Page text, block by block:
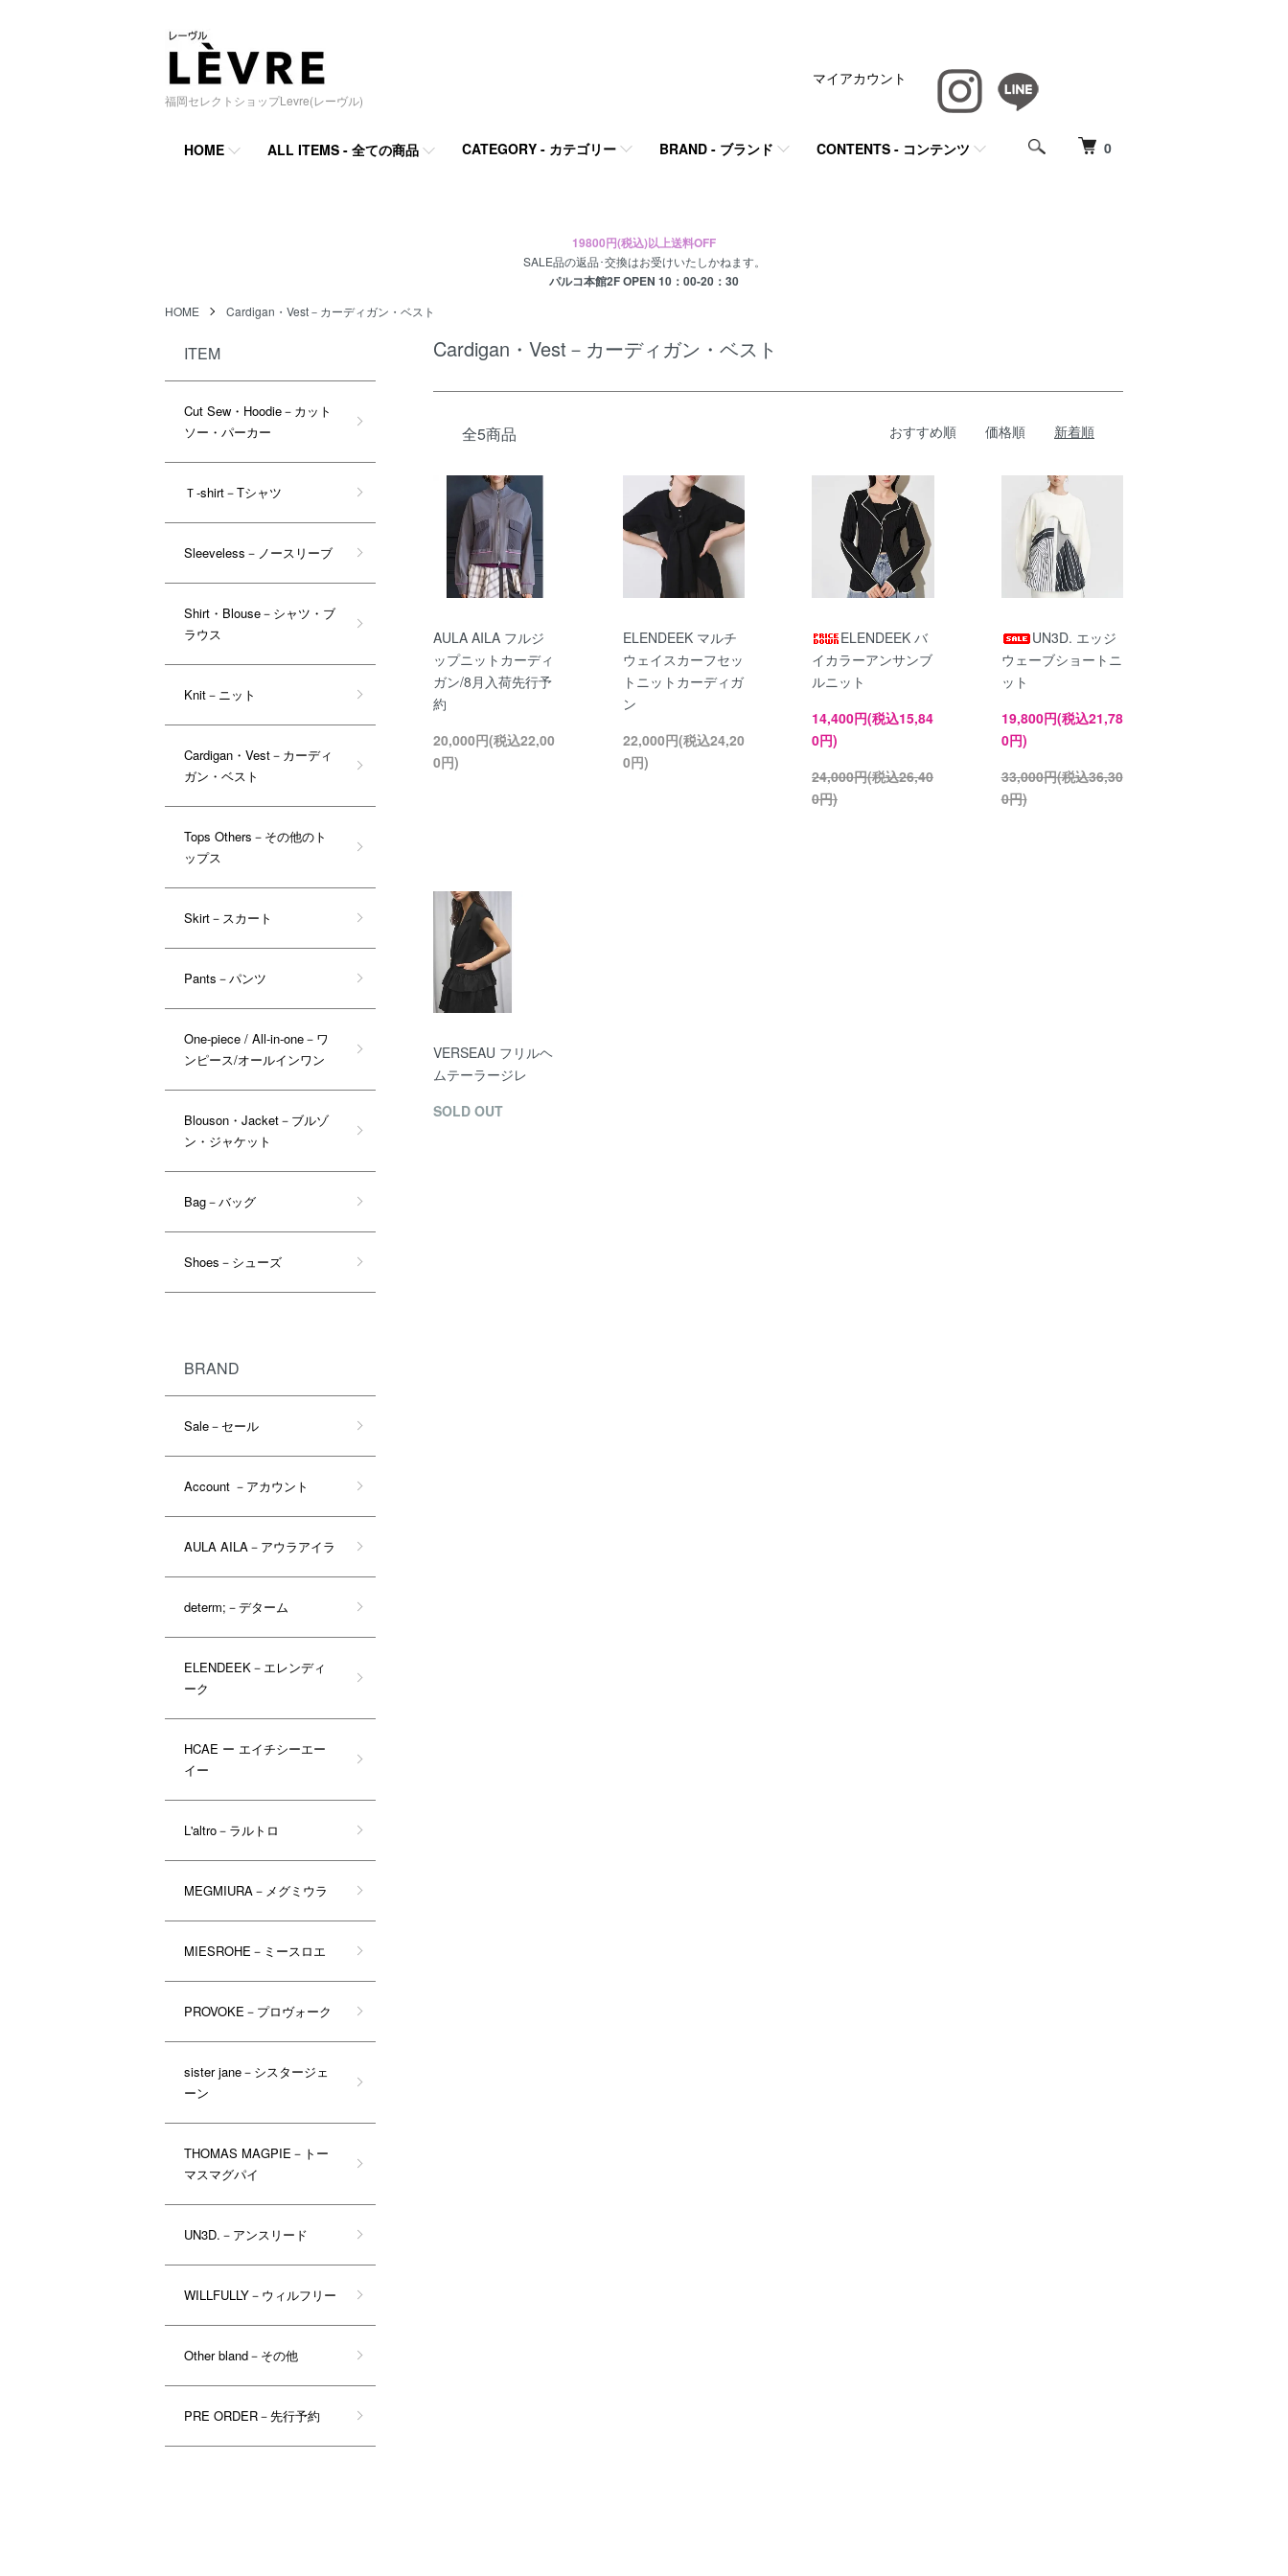
福岡セレクトショップLevre(レーヴル)
0
HOME ALL ITEMS - 全ての商品 CATEGORY - カテゴリー BRAND - ブランド CONTENTS - コンテンツ
マイアカウント
19800円(税込)以上送料OFF
SALE品の返品･交換はお受けいたしかねます。
パルコ本館2F OPEN 10：00-20：30
HOME Cardigan・Vest－カーディガン・ベスト
Cardigan・Vest－カーディガン・ベスト
全5商品 おすすめ順 価格順 新着順
AULA AILA フルジ
ップニットカーディ
ガン/8月入荷先行予
約
20,000円(税込22,00
0円)
ELENDEEK マルチ
ウェイスカーフセッ
トニットカーディガ
ン
22,000円(税込24,20
0円)
ELENDEEK バ
イカラーアンサンブ
ルニット
14,400円(税込15,84
0円)
24,000円(税込26,40
0円)
UN3D. エッジ
ウェーブショートニ
ット
19,800円(税込21,78
0円)
33,000円(税込36,30
0円)
VERSEAU フリルヘ
ムテーラージレ
SOLD OUT
ITEM
Cut Sew・Hoodie－カット
ソー・パーカー
Ｔ-shirt－Tシャツ
Sleeveless－ノースリーブ
Shirt・Blouse－シャツ・ブ
ラウス
Knit－ニット
Cardigan・Vest－カーディ
ガン・ベスト
Tops Others－その他のト
ップス
Skirt－スカート
Pants－パンツ
One-piece / All-in-one－ワ
ンピース/オールインワン
Blouson・Jacket－ブルゾ
ン・ジャケット
Bag－バッグ
Shoes－シューズ
BRAND
Sale－セール
Account －アカウント
AULA AILA－アウラアイラ
determ;－デターム
ELENDEEK－エレンディ
ーク
HCAE ー エイチシーエー
イー
L'altro－ラルトロ
MEGMIURA－メグミウラ
MIESROHE－ミースロエ
PROVOKE－プロヴォーク
sister jane－シスタージェ
ーン
THOMAS MAGPIE－トー
マスマグパイ
UN3D.－アンスリード
WILLFULLY－ウィルフリー
Other bland－その他
PRE ORDER－先行予約